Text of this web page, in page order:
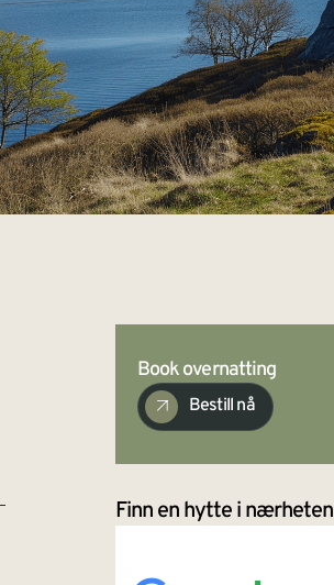
Book overnatting
Bestill nå
Finn en hytte i nærheten